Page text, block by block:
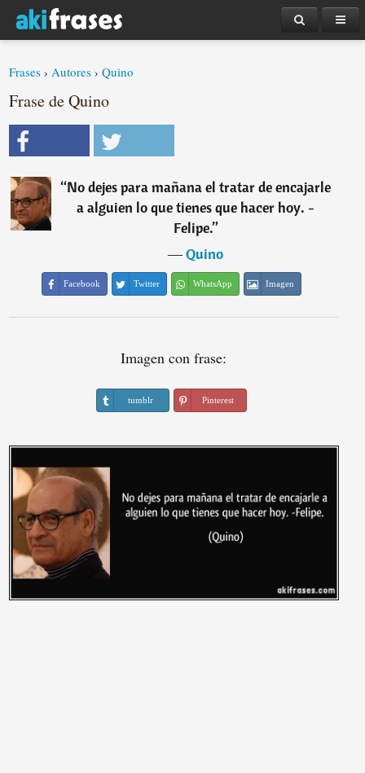
Frases ›Autores ›Quino
Frase de Quino
“No dejes para mañana el tratar de encajarle
a alguien lo que tienes que hacer hoy. -
Felipe.”
―Quino
Facebook Twitter WhatsApp Imagen
Imagen con frase:
tumblr Pinterest